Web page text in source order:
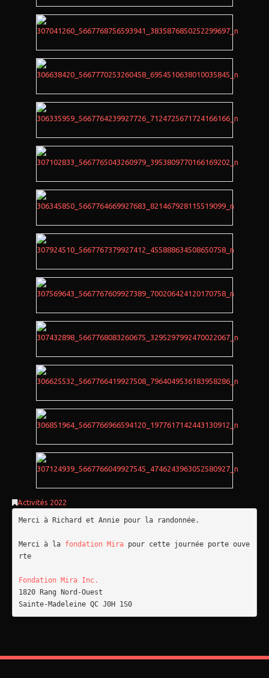
Activités 2022
Merci à Richard et Annie pour la randonnée.
Merci à la fondation Mira pour cette journée porte ouve
rte
Fondation Mira Inc.
1820 Rang Nord-Ouest
Sainte-Madeleine QC J0H 1S0